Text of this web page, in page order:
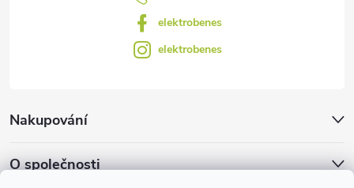
Nakupování
O společnosti
elektrobenes
elektrobenes